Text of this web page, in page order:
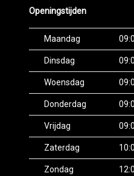
Openingstijden
Maandag
Dinsdag
Woensdag
Donderdag
Vrijdag
Zaterdag
Zondag